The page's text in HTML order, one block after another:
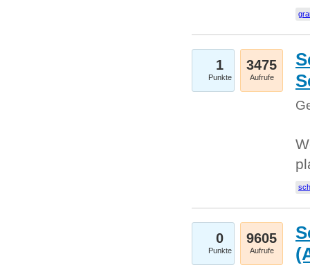
1
Punkte
3475
Aufrufe
0
Punkte
9605
Aufrufe